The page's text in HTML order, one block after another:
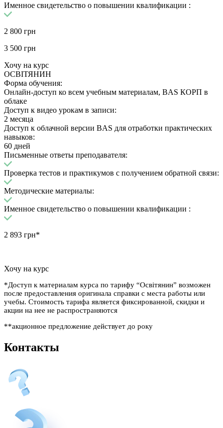
Именное свидетельство о повышении квалификации :
2 800 грн
3 500 грн
Хочу на курс
ОСВІТЯНИН
Форма обучения:
Онлайн-доступ ко всем учебным материалам, BAS КОРП в
облаке
Доступ к видео урокам в записи:
2 месяца
Доступ к облачной версии BAS для отработки практических
навыков:
60 дней
Письменные ответы преподавателя:
Проверка тестов и практикумов с получением обратной связи:
Методические материалы:
Именное свидетельство о повышении квалификации :
2 893 грн*
Хочу на курс
*Доступ к материалам курса по тарифу “Освітянин” возможен
после предоставления оригинала справки с места работы или
учебы. Стоимость тарифа является фиксированной, скидки и
акции на нее не распространяются
**акционное предложение действует до року
Контакты